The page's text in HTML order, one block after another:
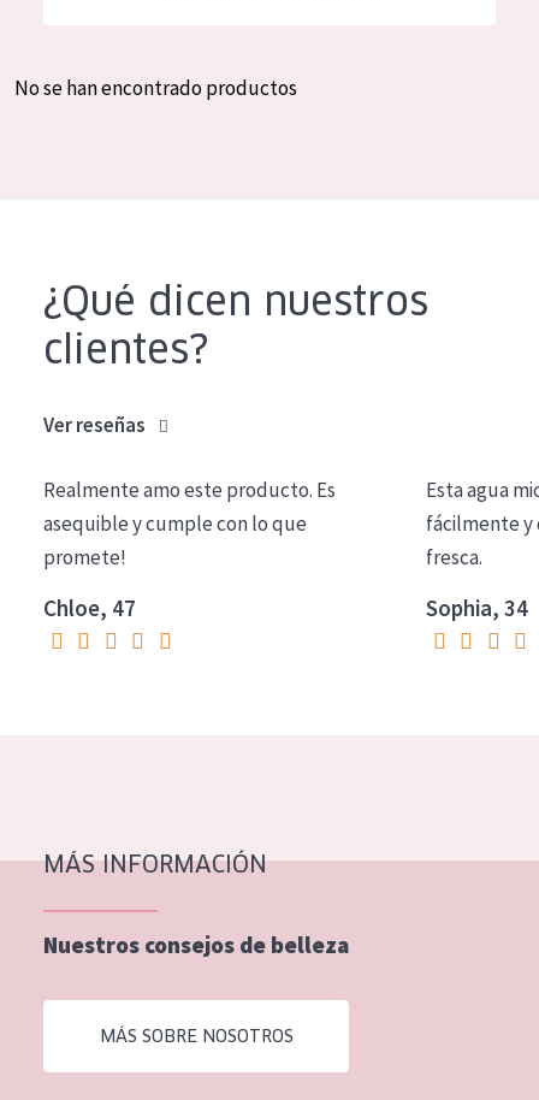
Crema de día
Crema de noche
Limpieza
COLECCIÓN
Essentials
Lift+
Piel normal y seca
Piel mixata o grasa
Piel madura
Piel menopáusica
Spanish
No se han encontrado productos
¿Qué dicen nuestros
clientes?
Ver reseñas
Realmente amo este producto. Es
asequible y cumple con lo que
promete!
Chloe, 47
Esta agua
fácilmente y
fresca.
Sophia, 34
MÁS INFORMACIÓN
Nuestros consejos de belleza
MÁS SOBRE NOSOTROS